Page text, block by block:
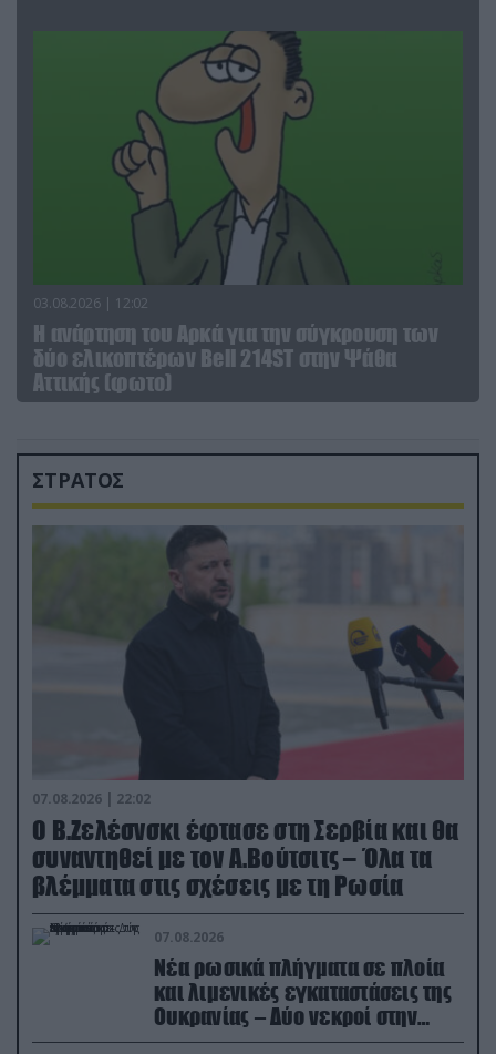
03.08.2026 | 12:02
Η ανάρτηση του Αρκά για την σύγκρουση των
δύο ελικοπτέρων Bell 214ST στην Ψάθα
Αττικής (φωτο)
ΣΤΡΑΤΟΣ
07.08.2026 | 22:02
Ο Β.Ζελέσνσκι έφτασε στη Σερβία και θα
συναντηθεί με τον Α.Βούτσιτς – Όλα τα
βλέμματα στις σχέσεις με τη Ρωσία
07.08.2026
Νέα ρωσικά πλήγματα σε πλοία
και λιμενικές εγκαταστάσεις της
Ουκρανίας – Δύο νεκροί στην
Κριμαία